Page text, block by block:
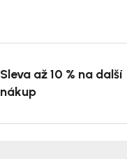
Sleva až 10 % na další
nákup